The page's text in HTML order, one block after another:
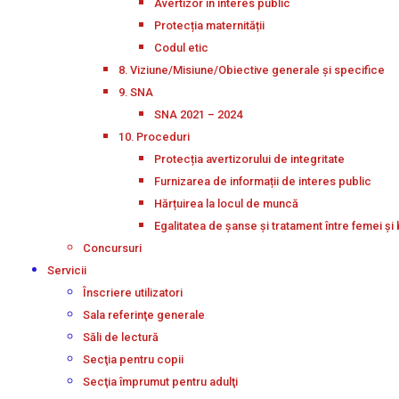
Avertizor în interes public
Protecția maternității
Codul etic
8. Viziune/Misiune/Obiective generale și specifice
9. SNA
SNA 2021 – 2024
10. Proceduri
Protecția avertizorului de integritate
Furnizarea de informații de interes public
Hărțuirea la locul de muncă
Egalitatea de șanse și tratament între femei și
Concursuri
Servicii
Înscriere utilizatori
Sala referinţe generale
Săli de lectură
Secţia pentru copii
Secţia împrumut pentru adulţi